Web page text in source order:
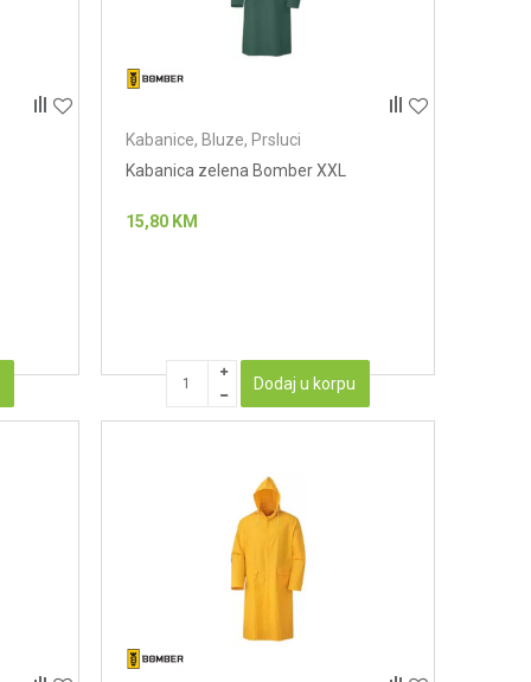
Kabanice, Bluze, Prsluci
Kabanica zelena Bomber XXL
15,80 KM
Dodaj u korpu